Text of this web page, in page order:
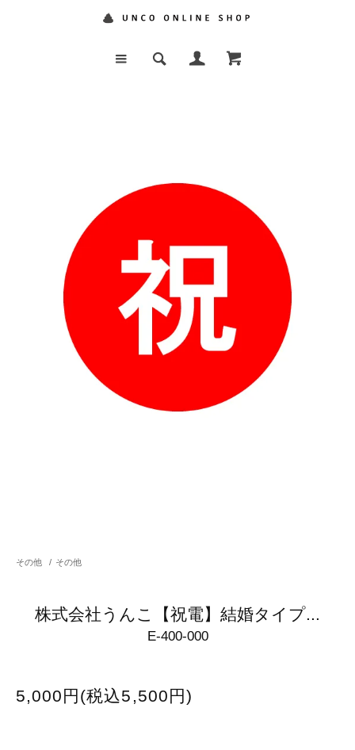
その他 / その他
株式会社うんこ【祝電】結婚タイプ...
E-400-000
5,000円(税込5,500円)